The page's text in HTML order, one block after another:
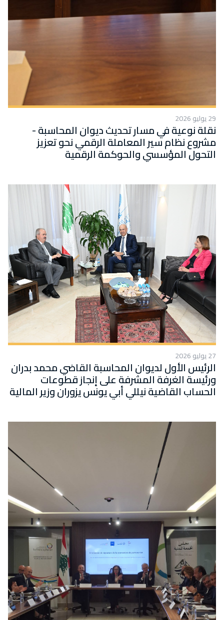
29 يوليو 2026
نقلة نوعية في مسار تحديث ديوان المحاسبة -
مشروع نظام سير المعاملة الرقمي نحو تعزيز
التحول المؤسسي والحوكمة الرقمية
27 يوليو 2026
الرئيس الأول لديوان المحاسبة القاضي محمد بدران
ورئيسة الغرفة المشرفة على إنجاز قطوعات
الحساب القاضية نيللي أبي يونس يزوران وزير المالية